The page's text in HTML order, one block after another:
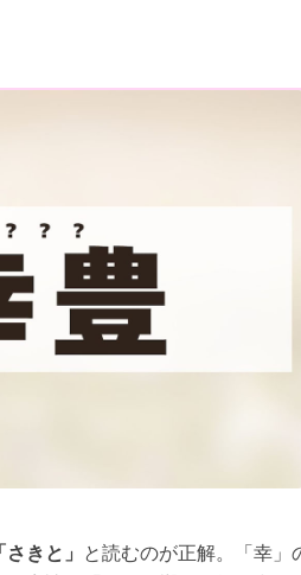
さきと」
と読むのが正解。「幸」